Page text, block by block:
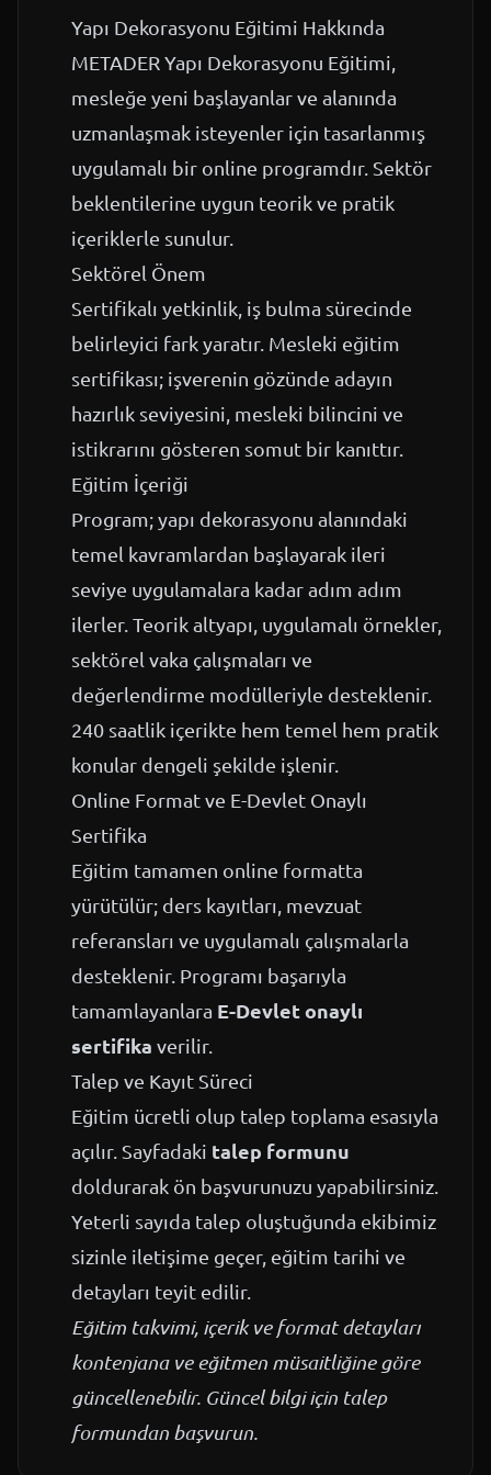
Yapı Dekorasyonu Eğitimi Hakkında
METADER Yapı Dekorasyonu Eğitimi,
mesleğe yeni başlayanlar ve alanında
uzmanlaşmak isteyenler için tasarlanmış
uygulamalı bir online programdır. Sektör
beklentilerine uygun teorik ve pratik
içeriklerle sunulur.
Sektörel Önem
Sertifikalı yetkinlik, iş bulma sürecinde
belirleyici fark yaratır. Mesleki eğitim
sertifikası; işverenin gözünde adayın
hazırlık seviyesini, mesleki bilincini ve
istikrarını gösteren somut bir kanıttır.
Eğitim İçeriği
Program; yapı dekorasyonu alanındaki
temel kavramlardan başlayarak ileri
seviye uygulamalara kadar adım adım
ilerler. Teorik altyapı, uygulamalı örnekler,
sektörel vaka çalışmaları ve
değerlendirme modülleriyle desteklenir.
240 saatlik içerikte hem temel hem pratik
konular dengeli şekilde işlenir.
Online Format ve E-Devlet Onaylı
Sertifika
Eğitim tamamen online formatta
yürütülür; ders kayıtları, mevzuat
referansları ve uygulamalı çalışmalarla
desteklenir. Programı başarıyla
tamamlayanlara E-Devlet onaylı
sertifika verilir.
Talep ve Kayıt Süreci
Eğitim ücretli olup talep toplama esasıyla
açılır. Sayfadaki talep formunu
doldurarak ön başvurunuzu yapabilirsiniz.
Yeterli sayıda talep oluştuğunda ekibimiz
sizinle iletişime geçer, eğitim tarihi ve
detayları teyit edilir.
Eğitim takvimi, içerik ve format detayları
kontenjana ve eğitmen müsaitliğine göre
güncellenebilir. Güncel bilgi için talep
formundan başvurun.